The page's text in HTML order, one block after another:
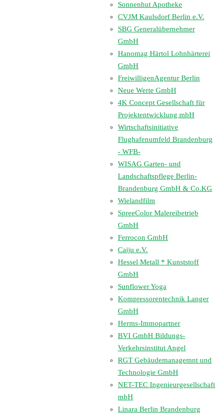
Sonnenhut Apotheke
CVJM Kaulsdorf Berlin e.V.
SBG Generalübernehmer
GmbH
Hanomag Härtol Lohnhärterei
GmbH
FreiwilligenAgentur Berlin
Neue Werte GmbH
4K Concept Gesellschaft für
Projektentwicklung mbH
Wirtschaftsinitiative
Flughafenumfeld Brandenburg
- WFB-
WISAG Garten- und
Landschaftspflege Berlin-
Brandenburg GmbH & Co.KG
Wielandfilm
SpreeColor Malereibetrieb
GmbH
Ferrocon GmbH
Caiju e.V.
Hessel Metall * Kunststoff
GmbH
Sunflower Yoga
Kompressorentechnik Langer
GmbH
Herms-Immopartner
BVI GmbH Bildungs-
Verkehrsinstitut Angel
RGT Gebäudemanagemnt und
Technologie GmbH
NET-TEC Ingenieurgesellschaft
mbH
Linara Berlin Brandenburg